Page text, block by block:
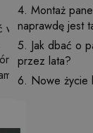
4. Montaż
naprawdę jest
5. Jak dbać o
przez lata?
6. Nowe życie